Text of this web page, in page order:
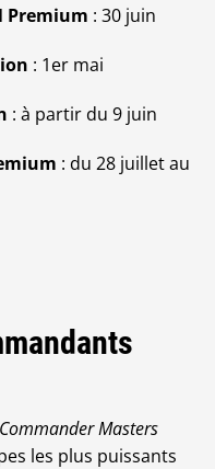
Premium : 30 juin
: 1er mai
: à partir du 9 juin
: du 28 juillet au
Commander Masters
les plus puissants